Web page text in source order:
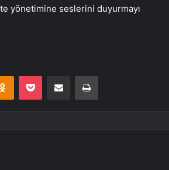
yönetimine seslerini duyurmayı
Odnoklassniki
Pocket E-Posta ile paylaş Yazdır